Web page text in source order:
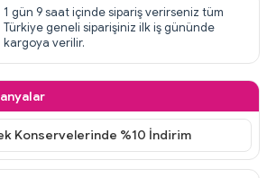
1 gün 9 saat içinde sipariş verirseniz tüm
Türkiye geneli siparişiniz ilk iş gününde
kargoya verilir.
Konservelerinde %10 İndirim